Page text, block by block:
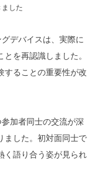
した
デバイスは、実際に
を再認識しました。
することの重要性が改
加者同士の交流が深
ました。初対面同士で
く語り合う姿が見られ